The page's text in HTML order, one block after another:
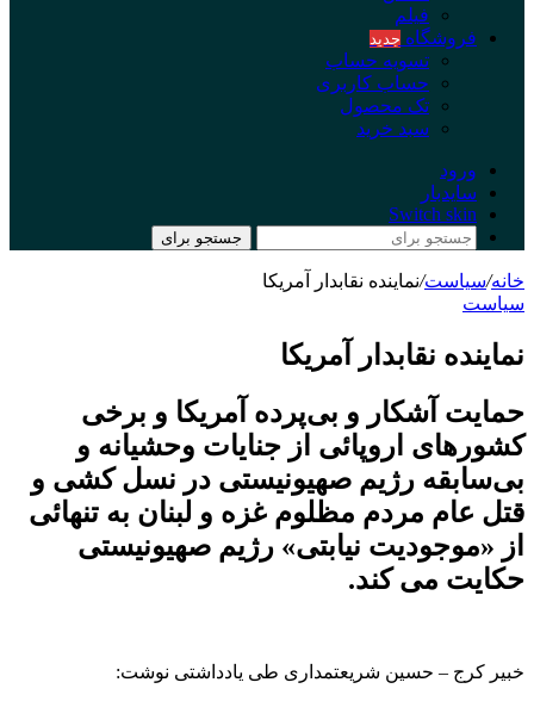
فیلم
فروشگاه جدید
تسویه حساب
حساب کاربری
تک محصول
سبد خرید
ورود
سایدبار
Switch skin
جستجو برای
خانه/سیاست/نماینده نقابدار آمریکا
سیاست
نماینده نقابدار آمریکا
حمایت آشکار و بی‌پرده آمریکا و برخی
کشورهای اروپائی از جنایات وحشیانه و
بی‌سابقه رژیم صهیونیستی در نسل کشی و
قتل عام مردم مظلوم غزه و لبنان به تنهائی
از «موجودیت نیابتی» رژیم صهیونیستی
حکایت می کند.
خبیر کرج – حسین شریعتمداری طی یادداشتی نوشت: